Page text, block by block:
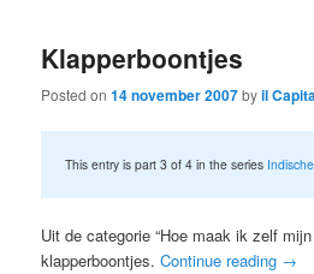
Klapperboontjes
Posted on14 november 2007byil
This entry is part 3 of 4 in the series
Uit de categorie “Hoe maak ik zelf
klapperboontjes.Continue reading →